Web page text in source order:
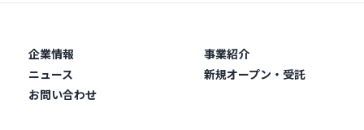
企業情報
事業紹介
ニュース
新規オープン・受託
お問い合わせ